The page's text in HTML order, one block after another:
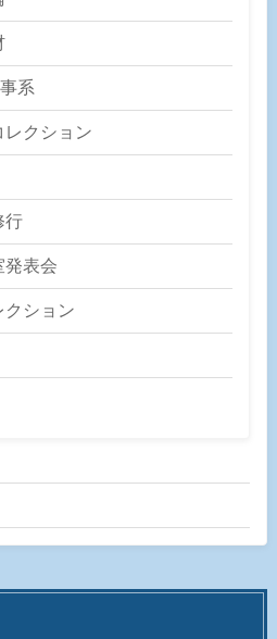
系
レクション
行
発表会
クション